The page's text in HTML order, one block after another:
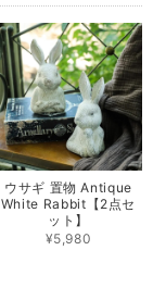
ウサギ 置物 Antique
White Rabbit【2点セ
ット】
¥5,980